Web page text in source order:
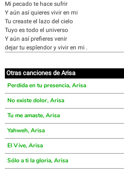
Mi pecado te hace sufrir
Y aún así quieres vivir en mi
Tu creaste el lazo del cielo
Tuyo es todo el universo
Y aún así prefieres venir
dejar tu esplendor y vivir en mi .
Otras canciones de Arisa
Perdida en tu presencia, Arisa
No existe dolor, Arisa
Tu me amaste, Arisa
Yahweh, Arisa
El Vive, Arisa
Sólo a ti la gloria, Arisa